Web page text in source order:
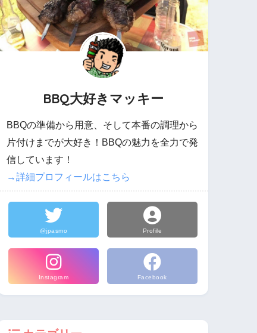
BBQ大好きマッキー
BBQの準備から用意、そして本番の調理から
片付けまでが大好き！BBQの魅力を全力で発
信しています！
→詳細プロフィールはこちら
@jpasmo Profile
Instagram Facebook